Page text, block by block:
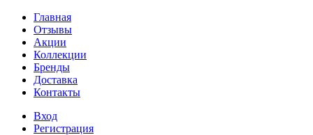
Главная
Отзывы
Акции
Коллекции
Бренды
Доставка
Контакты
Вход
Регистрация